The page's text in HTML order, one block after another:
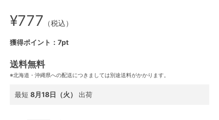
¥777 （税込）
獲得ポイント：7pt
送料無料
※北海道・沖縄県への配送につきましては別途送料がかかります。
最短 8月18日（火） 出荷